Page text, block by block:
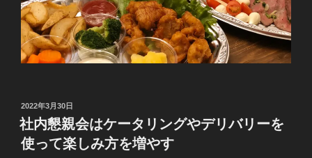
投
稿
日:
2022年3月30日
社内懇親会はケータリングやデリバリーを
使って楽しみ方を増やす